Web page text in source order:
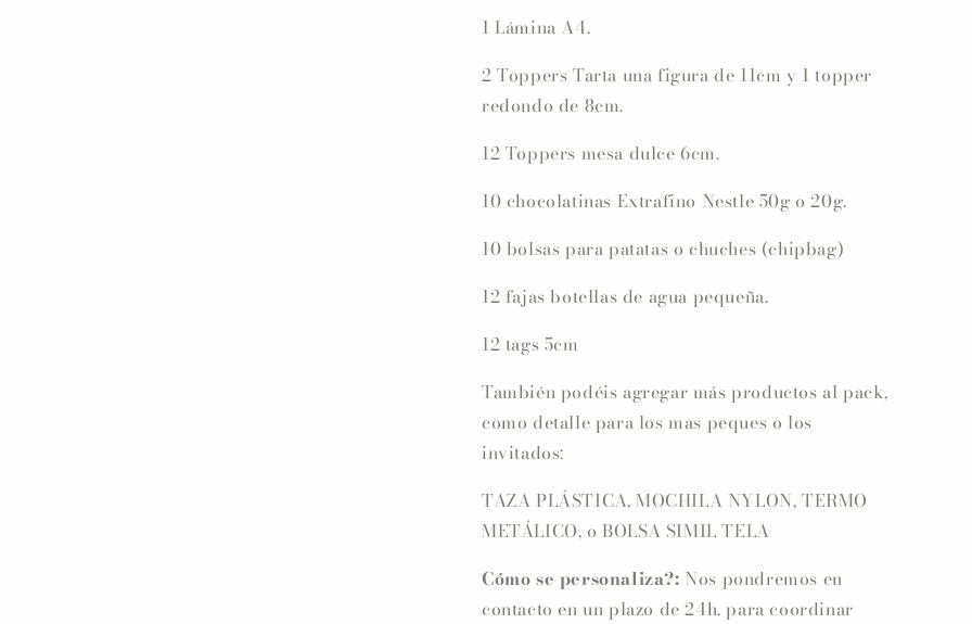
1 Lámina A4.
2 Toppers Tarta una figura de 11cm y 1 topper
redondo de 8cm.
12 Toppers mesa dulce 6cm.
10 chocolatinas Extrafino Nestle 50g o 20g.
10 bolsas para patatas o chuches (chipbag)
12 fajas botellas de agua pequeña.
12 tags 5cm
También podéis agregar más productos al pack,
como detalle para los mas peques o los
invitados:
TAZA PLÁSTICA, MOCHILA NYLON, TERMO
METÁLICO, o BOLSA SIMIL TELA
Cómo se personaliza?: Nos pondremos en
contacto en un plazo de 24h. para coordinar